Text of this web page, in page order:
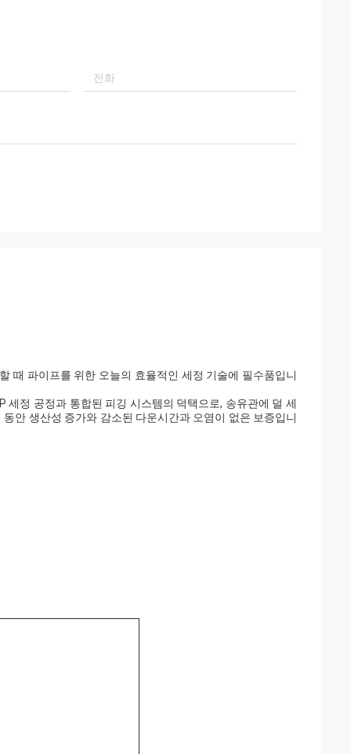
때 파이프를 위한 오늘의 효율적인 세정 기술에 필수품입니
정 공정과 통합된 피깅 시스템의 덕택으로, 송유관에 덜 세
안 생산성 증가와 감소된 다운시간과 오염이 없은 보증입니